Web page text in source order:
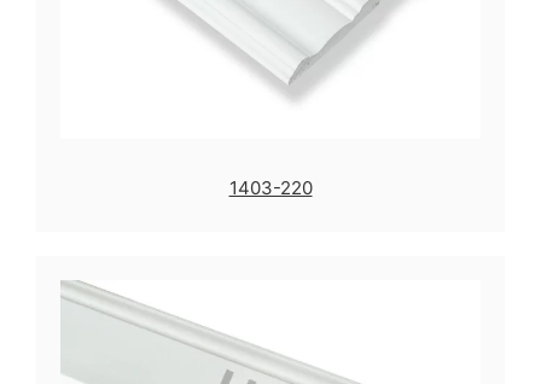
1403-220